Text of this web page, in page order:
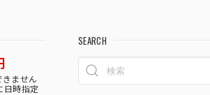
きません
日時指定
SEARCH